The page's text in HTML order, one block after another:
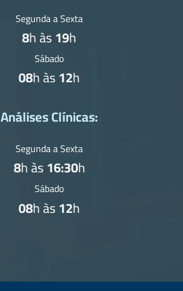
Segunda a Sexta
8h às19h
Sábado
08h às12h
Análises Clínicas:
Segunda a Sexta
8h às16:30h
Sábado
08h às12h